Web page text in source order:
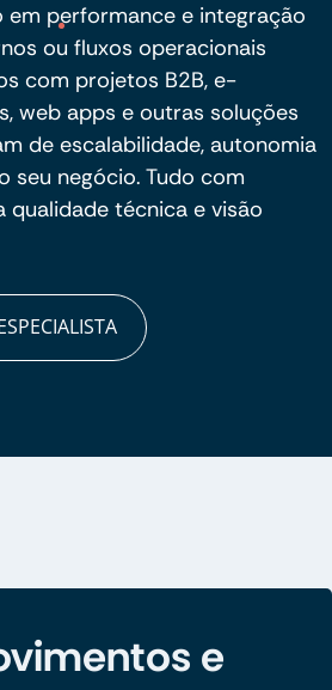
em performance e integração
ou fluxos operacionais
com projetos B2B, e-
web apps e outras soluções
de escalabilidade, autonomia
seu negócio. Tudo com
técnica e visão
e